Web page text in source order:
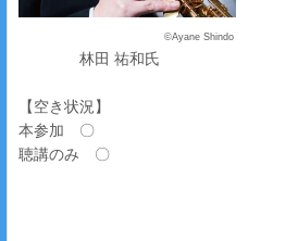
©Ayane Shindo
林田 祐和氏
【空き状況】
本参加 〇
聴講のみ 〇